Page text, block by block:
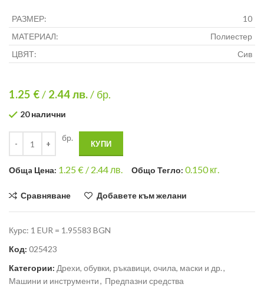
РАЗМЕР:
10
МАТЕРИАЛ:
Полиестер
ЦВЯТ:
Сив
1.25 €/ 2.44лв./ бр.
20 налични
бр.
КУПИ
Общa Цена: 1.25€ / 2.44 лв. Общо Тегло: 0.150кг.
Сравняване Добавете към желани
Курс: 1 EUR = 1.95583 BGN
Код: 025423
Категории: Дрехи, обувки, ръкавици, очила, маски и др.,
Машини и инструменти, Предпазни средства